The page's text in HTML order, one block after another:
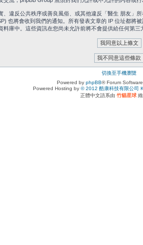
違反公共秩序或善良風俗、或其他違反「醫生 朋友
也將會收到我們的通知。所有發表文章的 IP 位址都
庫中。這些資訊在您尚未允許前將不會提供給任何第
切換至手機瀏覽
Powered by phpBB® Forum
Powered Hosting by © 2012 酷康科技有限公司
正體中文語系由 竹貓星球